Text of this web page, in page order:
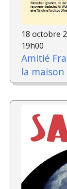
18 octobre
19h00
Amitié
la